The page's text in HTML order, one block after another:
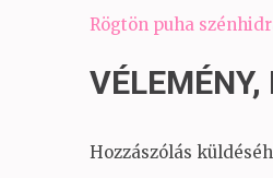
Bejegyzés
Rögtön puha
Hozzászólás